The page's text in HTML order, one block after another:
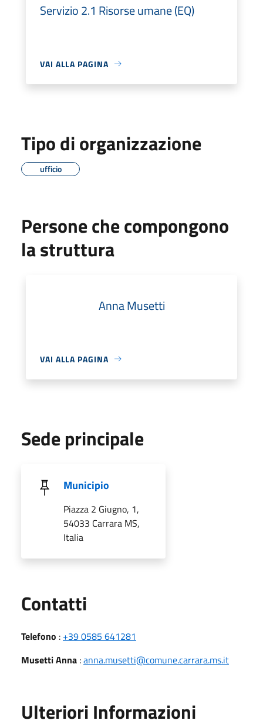
Servizio 2.1 Risorse umane (EQ)
VAI ALLA PAGINA
Tipo di organizzazione
ufficio
Persone che compongono
la struttura
Anna Musetti
VAI ALLA PAGINA
Sede principale
Municipio
Piazza 2 Giugno, 1,
54033 Carrara MS,
Italia
Contatti
Telefono : +39 0585 641281
Musetti Anna :anna.musetti@comune.carrara.ms.it
Ulteriori Informazioni